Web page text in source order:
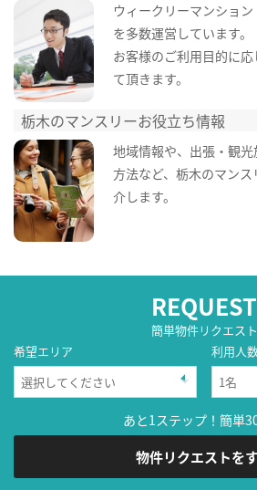
ウィークリーマンショ
を多数運営しています。
お客様のご利用目的に
て頂きます。
栃木のマンスリーお役立ち情報
地域情報や、出張・観
方法など、栃木のマン
介します。
REQUEST
簡単物件リクエスト
希望エリア
利用人
あと1ステップ！簡単
物件リクエストを